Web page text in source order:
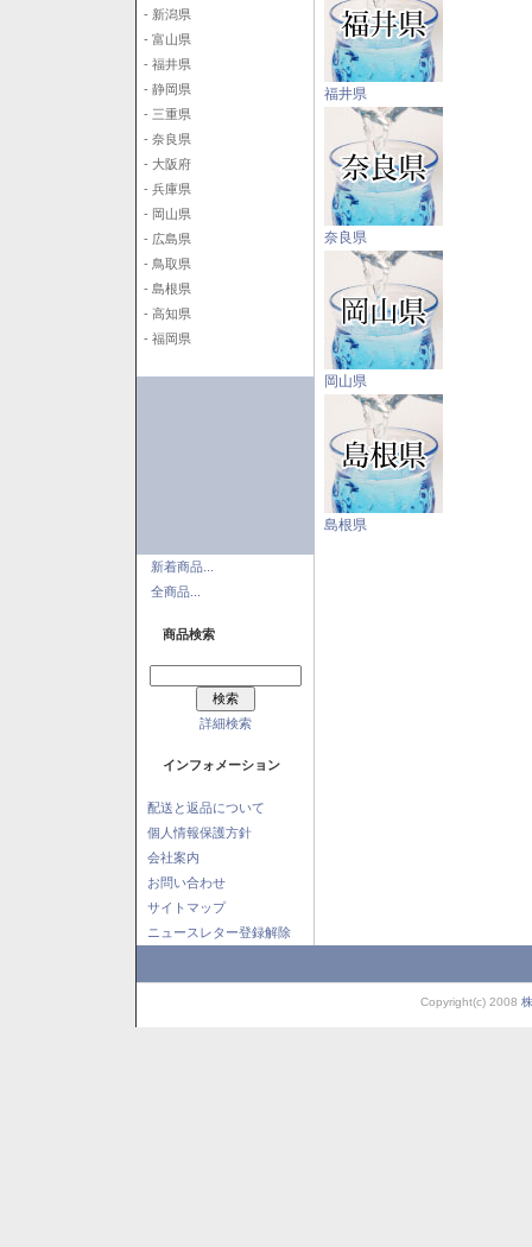
- 新潟県
- 富山県
- 福井県
- 静岡県
- 三重県
- 奈良県
- 大阪府
- 兵庫県
- 岡山県
- 広島県
- 鳥取県
- 島根県
- 高知県
- 福岡県
新着商品...
全商品...
商品検索
詳細検索
インフォメーション
配送と返品について
個人情報保護方針
会社案内
お問い合わせ
サイトマップ
ニュースレター登録解除
福井県
奈良県
岡山県
島根県
Copyright(c) 2008